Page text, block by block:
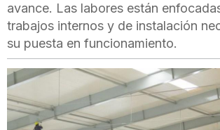
avance. Las labores están
trabajos internos y de instalación
su puesta en funcionamiento.